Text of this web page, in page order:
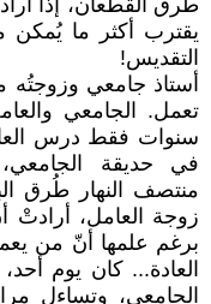
طرق القطعان، إذا
يقترب أكثر ما يُمكن
التقديس!
أستاذ جامعي وزوجتُه
تعمل. الجامعي
سنوات فقط درس
في حديقة
منتصف النهار طُرق
زوجة العامل، أرادتْ
برغم علمها أنّ من
العادة... كان يوم
الجامعي، وتساءل